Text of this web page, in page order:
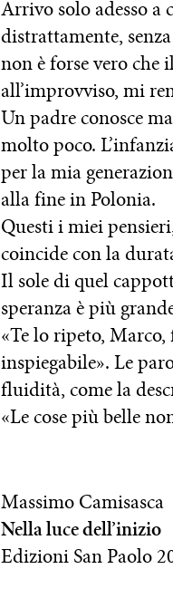
Arrivo solo adesso a
distrattamente,
non è forse vero
all’improvviso, mi
Un padre conosce
molto poco.
per la mia
alla fine in Polonia.
Questi i miei
coincide con la
Il sole di quel
speranza è più
«Te lo ripeto,
inspiegabile». Le
fluidità, come la
«Le cose più belle
Massimo Camisasca
Nella luce dell’inizio
Edizioni San Paolo